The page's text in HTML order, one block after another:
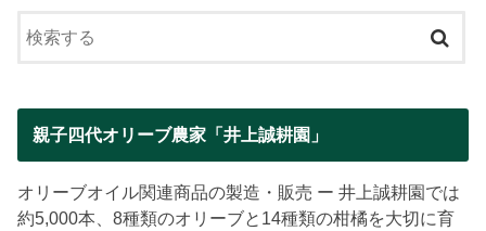
親子四代オリーブ農家「井上誠耕園」
オリーブオイル関連商品の製造・販売 ー 井上誠耕園では
約5,000本、8種類のオリーブと14種類の柑橘を大切に育